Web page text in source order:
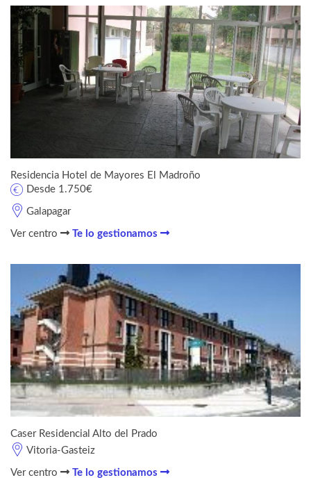
Residencia Hotel de Mayores El Madroño
Galapagar
Desde 1.750€
Ver centro Te lo gestionamos
Caser Residencial Alto del Prado
Vitoria-Gasteiz
Ver centro Te lo gestionamos